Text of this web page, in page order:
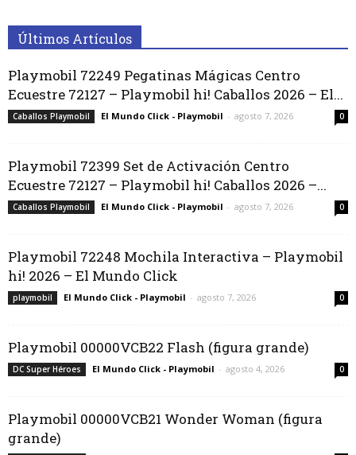
Últimos Artículos
Playmobil 72249 Pegatinas Mágicas Centro
Ecuestre 72127 – Playmobil hi! Caballos 2026 – El...
Caballos Playmobil El Mundo Click - Playmobil - agosto 7, 2026 0
Playmobil 72399 Set de Activación Centro
Ecuestre 72127 – Playmobil hi! Caballos 2026 –...
Caballos Playmobil El Mundo Click - Playmobil - agosto 7, 2026 0
Playmobil 72248 Mochila Interactiva – Playmobil
hi! 2026 – El Mundo Click
playmobil El Mundo Click - Playmobil - agosto 7, 2026 0
Playmobil 00000VCB22 Flash (figura grande)
DC Super Héroes El Mundo Click - Playmobil - agosto 4, 2026 0
Playmobil 00000VCB21 Wonder Woman (figura
grande)